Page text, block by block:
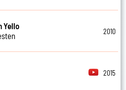
Yello
2010
2015